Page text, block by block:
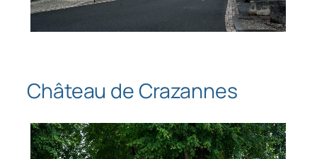
Château de Crazannes